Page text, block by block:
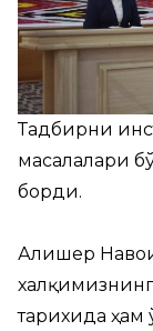
Тадбирни
масалалари
борди.
Алишер
тарихида ҳам